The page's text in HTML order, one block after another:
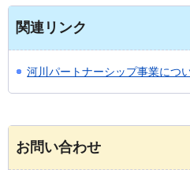
関連リンク
河川パートナーシップ事業につ
お問い合わせ